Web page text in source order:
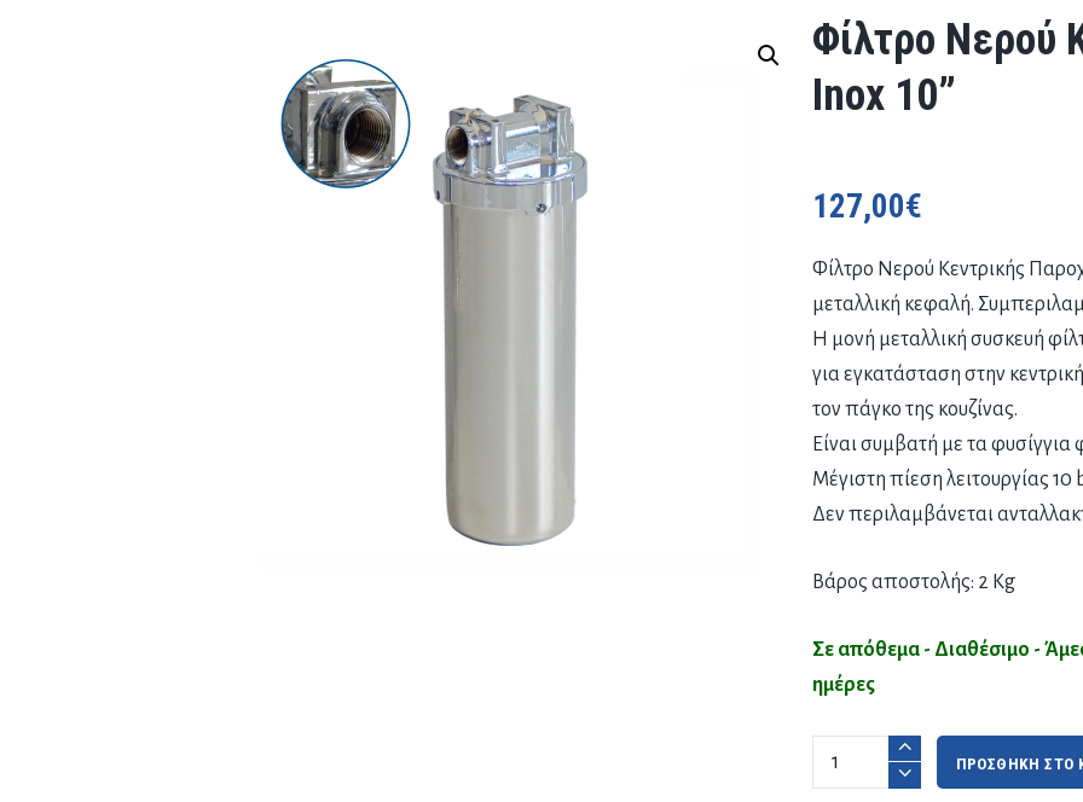
Φίλτρο Νερού
Inox 10”
127,00€
Φίλτρο Νερού Κεντρικής
μεταλλική κεφαλή.
Η μονή μεταλλική συσκευή
για εγκατάσταση στην
τον πάγκο της κουζίνας.
Είναι συμβατή με τα φυσίγγια
Μέγιστη πίεση λειτουργίας 10
Δεν περιλαμβάνεται
Βάρος αποστολής: 2 Kg
Σε απόθεμα - Διαθέσιμο -
ημέρες
ΠΡΟΣΘΗΚΗ ΣΤΟ